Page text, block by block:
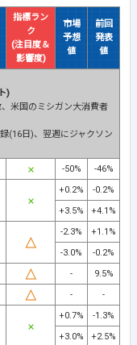
指標ラン
ク
(注目度＆
影響度)
市場
予想
値
前回
発表
値
)
米国のミシガン大消費者
(16日)、翌週にジャクソン
-50% -46%
+0.2%
-0.2%
+3.5%
+4.1%
-2.3%
+1.1%
-3.0%
-0.2%
-
9.5%
- -
+0.7%
-1.3%
+3.0%
+2.5%